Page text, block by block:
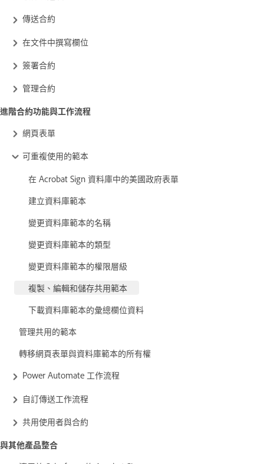
傳送合約
在文件中撰寫欄位
簽署合約
管理合約
進階合約功能與工作流程
網頁表單
可重複使用的範本
在 Acrobat Sign 資料庫中的美國政府表單
建立資料庫範本
變更資料庫範本的名稱
變更資料庫範本的類型
變更資料庫範本的權限層級
複製、編輯和儲存共用範本
下載資料庫範本的彙總欄位資料
管理共用的範本
轉移網頁表單與資料庫範本的所有權
Power Automate 工作流程
自訂傳送工作流程
共用使用者與合約
與其他產品整合